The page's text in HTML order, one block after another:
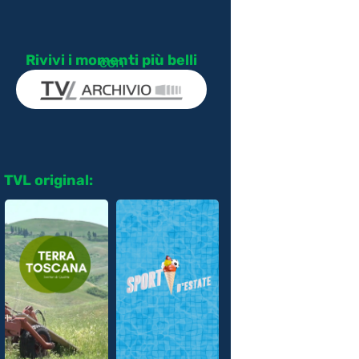
Rivivi i momenti più belli
con
TVL original: